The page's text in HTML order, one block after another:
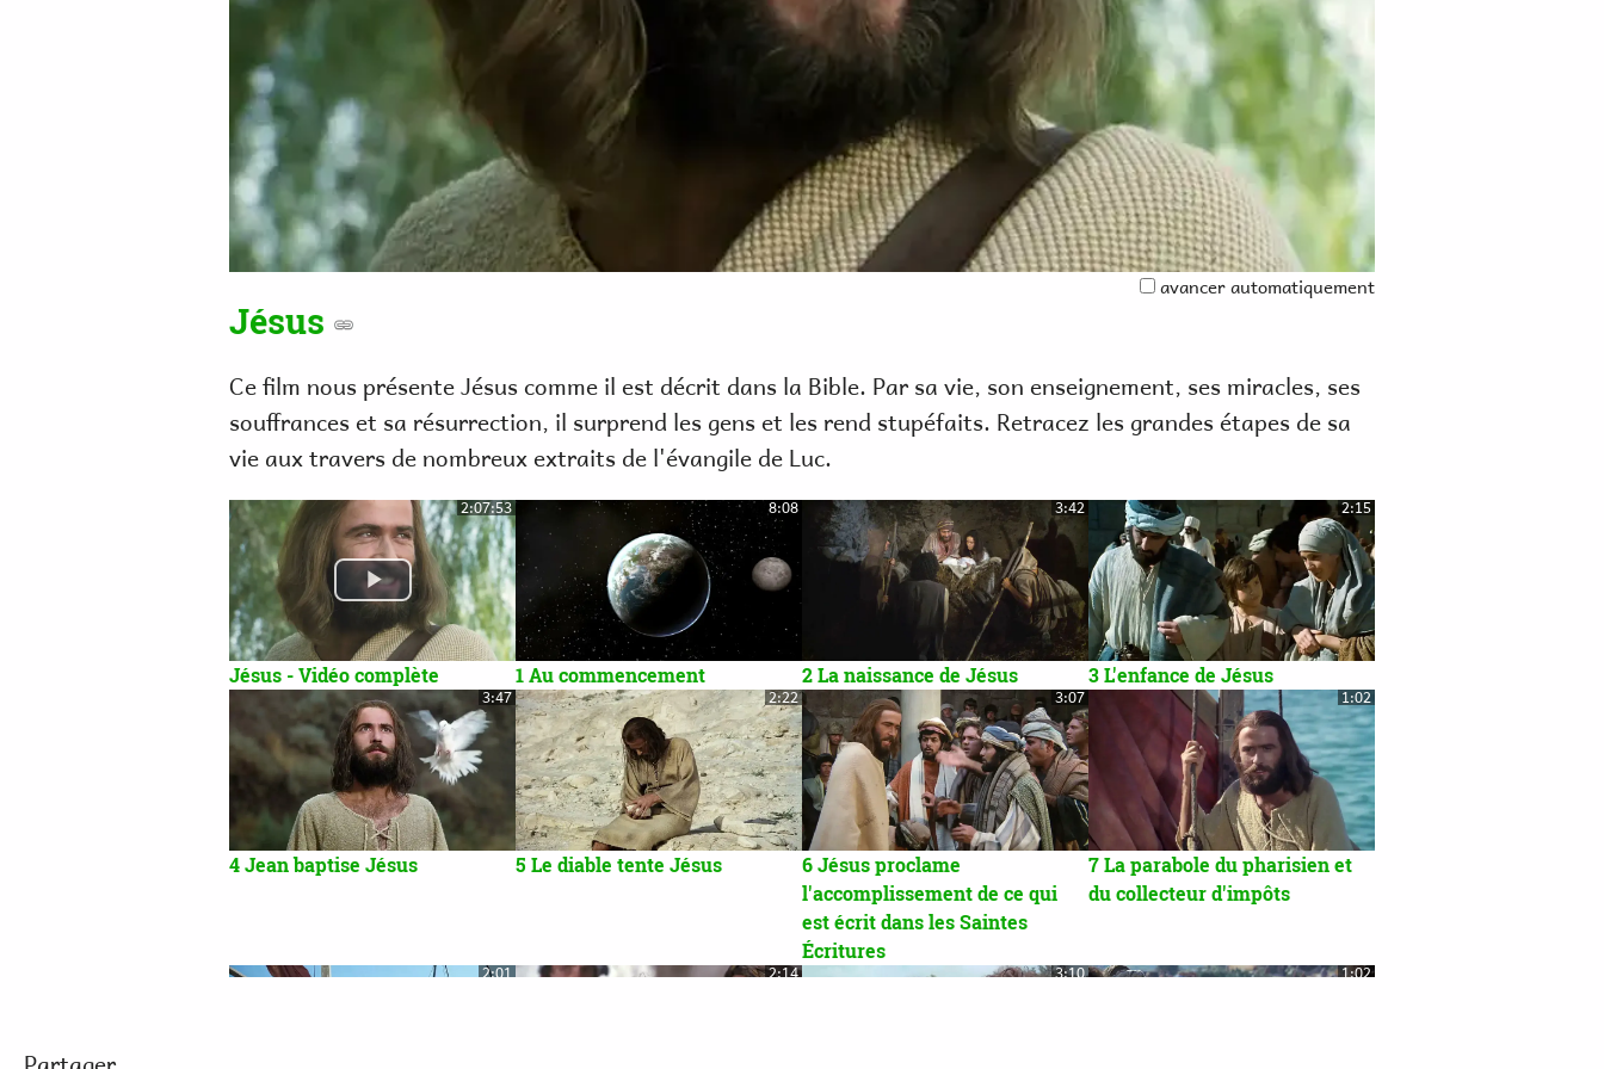
la
vidéo
avancer automatiquement
Jésus
Ce film nous présente Jésus comme il est décrit dans la Bible. Par sa vie, son enseignement, ses miracles, ses
souffrances et sa résurrection, il surprend les gens et les rend stupéfaits. Retracez les grandes étapes de sa
vie aux travers de nombreux extraits de l'évangile de Luc.
2:07:53
Jésus - Vidéo complète
8:08
1 Au commencement
3:42
2 La naissance de Jésus
2:15
3 L'enfance de Jésus
3:47
4 Jean baptise Jésus
2:22
5 Le diable tente Jésus
3:07
6 Jésus proclame
l'accomplissement de ce qui
est écrit dans les Saintes
Écritures
1:02
7 La parabole du pharisien et
du collecteur d'impôts
2:01 2:14 3:10 1:02